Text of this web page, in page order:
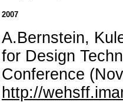
2007
A.Bernstein,
for Design
Conference
http://